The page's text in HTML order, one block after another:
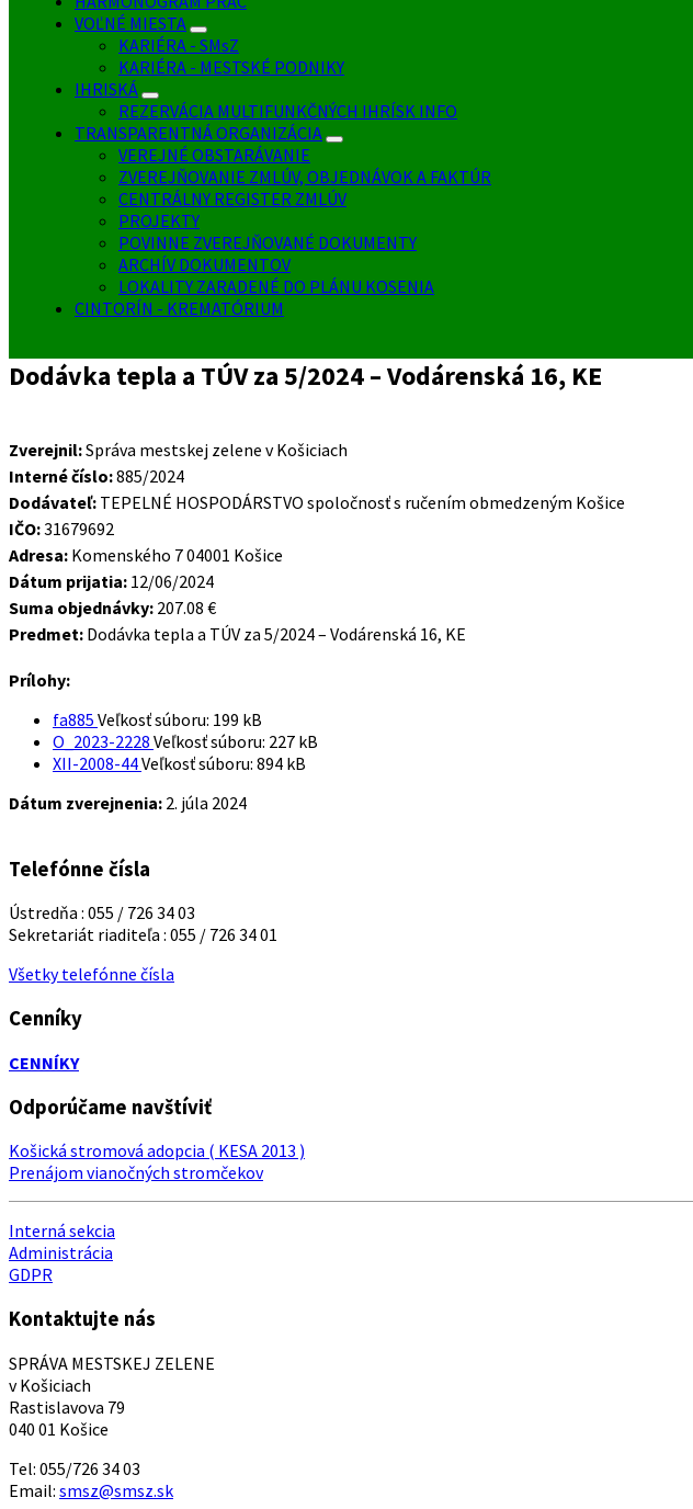
VOĽNÉ MIESTA
KARIÉRA - SMsZ
KARIÉRA - MESTSKÉ PODNIKY
IHRISKÁ
REZERVÁCIA MULTIFUNKČNÝCH IHRÍSK INFO
TRANSPARENTNÁ ORGANIZÁCIA
VEREJNÉ OBSTARÁVANIE
ZVEREJŇOVANIE ZMLÚV, OBJEDNÁVOK A FAKTÚR
CENTRÁLNY REGISTER ZMLÚV
PROJEKTY
POVINNE ZVEREJŇOVANÉ DOKUMENTY
ARCHÍV DOKUMENTOV
LOKALITY ZARADENÉ DO PLÁNU KOSENIA
CINTORÍN - KREMATÓRIUM
Dodávka tepla a TÚV za 5/2024 – Vodárenská 16, KE
Zverejnil:Správa mestskej zelene v Košiciach
Interné číslo:885/2024
Dodávateľ: TEPELNÉ HOSPODÁRSTVO spoločnosť s ručením obmedzeným Košice
IČO:31679692
Adresa: Komenského 7 04001 Košice
Dátum prijatia: 12/06/2024
Suma objednávky: 207.08 €
Predmet: Dodávka tepla a TÚV za 5/2024 – Vodárenská 16, KE
Prílohy:
fa885 Veľkosť súboru: 199 kB
O_2023-2228 Veľkosť súboru: 227 kB
XII-2008-44Veľkosť súboru: 894 kB
Dátum zverejnenia: 2. júla 2024
Telefónne čísla
Ústredňa : 055 / 726 34 03
Sekretariát riaditeľa : 055 / 726 34 01
Všetky telefónne čísla
Cenníky
CENNÍKY
Odporúčame navštíviť
Košická stromová adopcia ( KESA 2013 )
Prenájom vianočných stromčekov
Interná sekcia
Administrácia
GDPR
Kontaktujte nás
SPRÁVA MESTSKEJ ZELENE
v Košiciach
Rastislavova 79
040 01 Košice
Tel: 055/726 34 03
Email: smsz@smsz.sk